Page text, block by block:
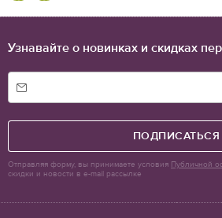
Узнавайте о новинках и скидках
ПОДПИСАТЬСЯ
Отправляя форму, вы принимаете условия Публичной
скидки и новости в e-mail рассылке